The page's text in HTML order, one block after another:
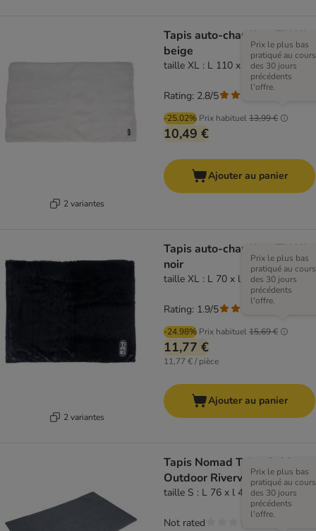
2 variantes
Tapis auto-chauffant TIAKI,
beige
taille XL : L 110 x l 70 cm
-25.02% Prix habituel13,99 €
Prix le plus bas
pratiqué au cours
des 30 jours
précédents
l'offre.
10,49 €
Rating: 2.8/5
Ajouter au panier
2 variantes
Tapis auto-chauffant TIAKI,
noir
taille XL : L 70 x l 110 cm
-24.98% Prix habituel15,69 €
Prix le plus bas
pratiqué au cours
des 30 jours
précédents
l'offre.
11,77 €
11,77 € / pièce
Rating: 1.9/5
Ajouter au panier
Tapis Nomad Tales Spirit
Outdoor Riverway
taille S : L 76 x l 46 cm
Prix le plus bas
pratiqué au cours
des 30 jours
précédents
l'offre.
Not rated